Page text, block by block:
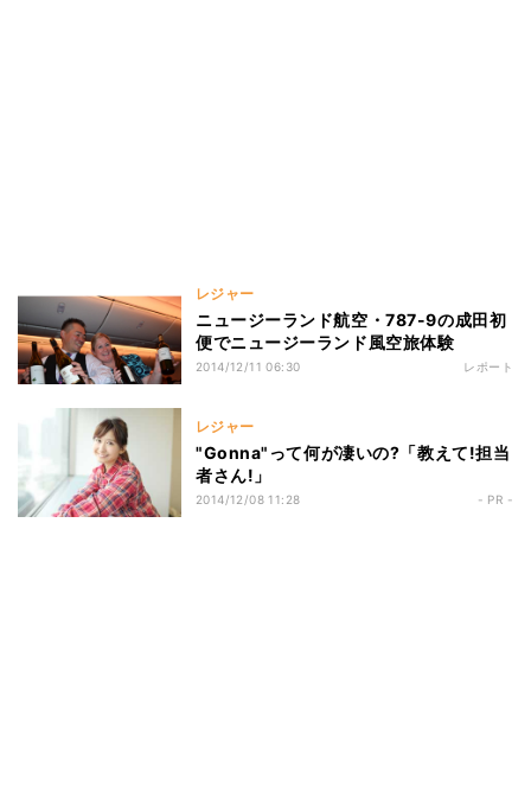
レジャー
ニュージーランド航空・787-9の成田初
便でニュージーランド風空旅体験
2014/12/11 06:30 レポート
レジャー
"Gonna"って何が凄いの?「教えて!担当
者さん!」
2014/12/08 11:28 - PR -